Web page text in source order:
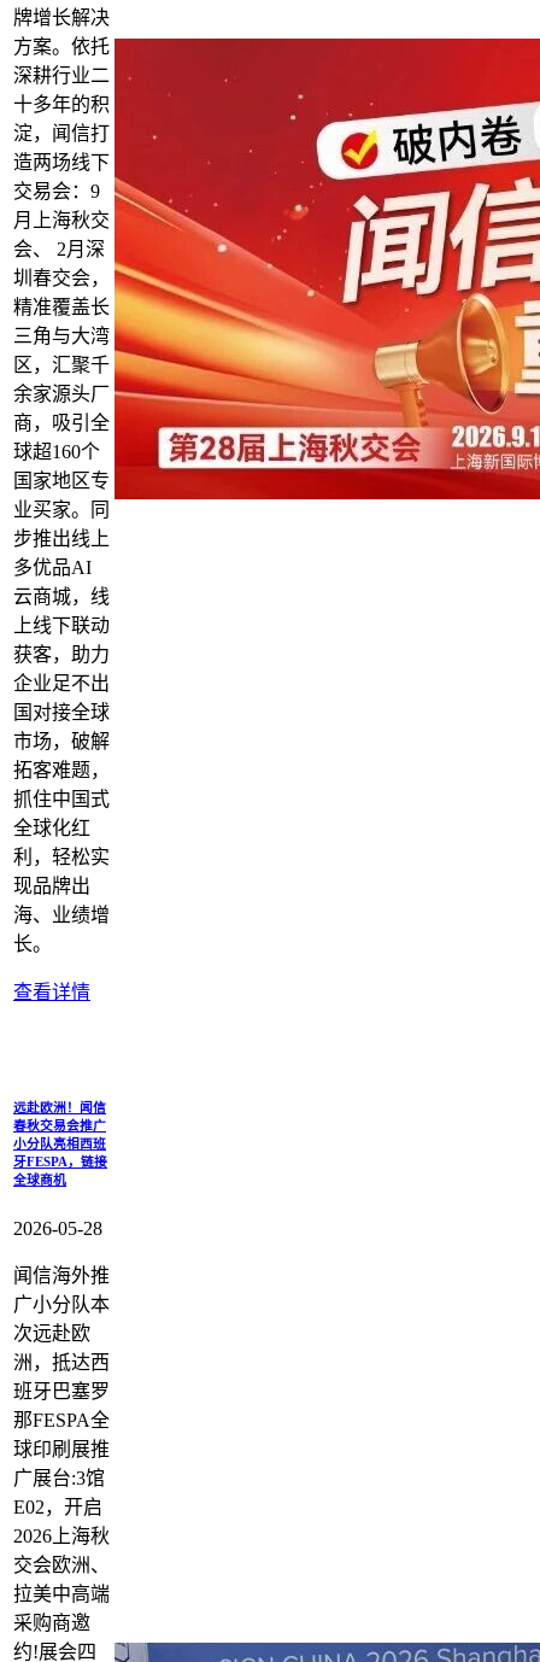
牌增长解决
方案。依托
深耕行业二
十多年的积
淀，闻信打
造两场线下
交易会：9
月上海秋交
会、 2月深
圳春交会，
精准覆盖长
三角与大湾
区，汇聚千
余家源头厂
商，吸引全
球超160个
国家地区专
业买家。同
步推出线上
多优品AI
云商城，线
上线下联动
获客，助力
企业足不出
国对接全球
市场，破解
拓客难题，
抓住中国式
全球化红
利，轻松实
现品牌出
海、业绩增
长。
查看详情
远赴欧洲！闻信
春秋交易会推广
小分队亮相西班
牙FESPA，链接
全球商机
2026-05-28
闻信海外推
广小分队本
次远赴欧
洲，抵达西
班牙巴塞罗
那FESPA全
球印刷展推
广展台:3馆
E02，开启
2026上海秋
交会欧洲、
拉美中高端
采购商邀
约!展会四